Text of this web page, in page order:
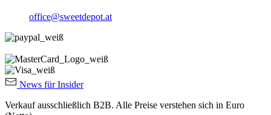
office@sweetdepot.at
News für Insider
Verkauf ausschließlich B2B. Alle Preise verstehen sich in Euro